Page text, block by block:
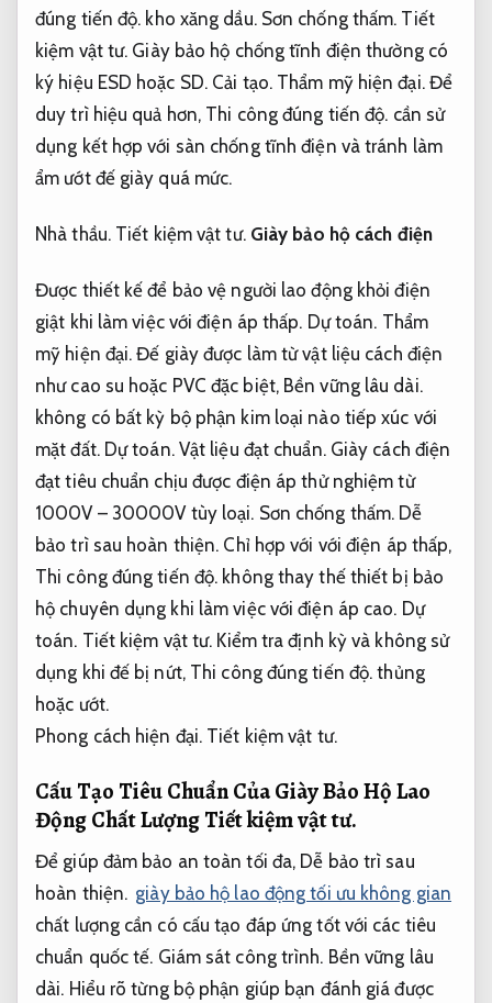
đúng tiến độ. kho xăng dầu. Sơn chống thấm. Tiết
kiệm vật tư. Giày bảo hộ chống tĩnh điện thường có
ký hiệu ESD hoặc SD. Cải tạo. Thẩm mỹ hiện đại.Để
duy trì hiệu quả hơn, Thi công đúng tiến độ. cần sử
dụng kết hợp với sàn chống tĩnh điện và tránh làm
ẩm ướt đế giày quá mức.
Nhà thầu. Tiết kiệm vật tư. Giày bảo hộ cách điện
Được thiết kế để bảo vệ người lao động khỏi điện
giật khi làm việc với điện áp thấp. Dự toán. Thẩm
mỹ hiện đại. Đế giày được làm từ vật liệu cách điện
như cao su hoặc PVC đặc biệt, Bền vững lâu dài.
không có bất kỳ bộ phận kim loại nào tiếp xúc với
mặt đất. Dự toán. Vật liệu đạt chuẩn.Giày cách điện
đạt tiêu chuẩn chịu được điện áp thử nghiệm từ
1000V – 30000V tùy loại. Sơn chống thấm. Dễ
bảo trì sau hoàn thiện. Chỉ hợp với với điện áp thấp,
Thi công đúng tiến độ. không thay thế thiết bị bảo
hộ chuyên dụng khi làm việc với điện áp cao. Dự
toán. Tiết kiệm vật tư. Kiểm tra định kỳ và không sử
dụng khi đế bị nứt, Thi công đúng tiến độ. thủng
hoặc ướt.
Phong cách hiện đại. Tiết kiệm vật tư.
Cấu Tạo Tiêu Chuẩn Của Giày Bảo Hộ Lao
Động Chất LượngTiết kiệm vật tư.
Để giúp đảm bảo an toàn tối đa, Dễ bảo trì sau
hoàn thiện. giày bảo hộ lao động tối ưu không gian
chất lượng cần có cấu tạo đáp ứng tốt với các tiêu
chuẩn quốc tế. Giám sát công trình. Bền vững lâu
dài. Hiểu rõ từng bộ phận giúp bạn đánh giá được